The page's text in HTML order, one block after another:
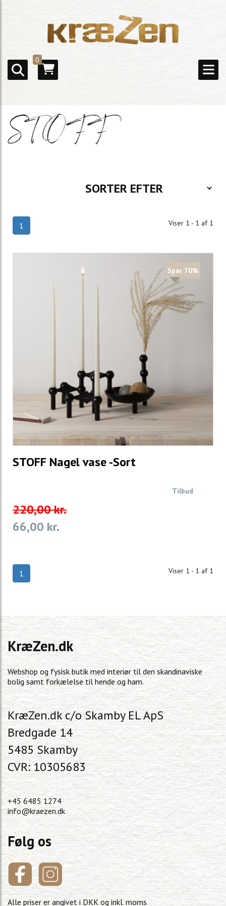
0
STOFF
Viser 1 - 1 af 1
1
Spar 70%
STOFF Nagel vase -Sort
Tilbud
220,00 kr.
66,00 kr.
Viser 1 - 1 af 1
1
KræZen.dk
Webshop og fysisk butik med interiør til den skandinaviske
bolig samt forkælelse til hende og ham.
KræZen.dk c/o Skamby EL ApS
Bredgade 14
5485 Skamby
CVR: 10305683
+45 6485 1274
info@kraezen.dk
Følg os
Alle priser er angivet i DKK og inkl. moms